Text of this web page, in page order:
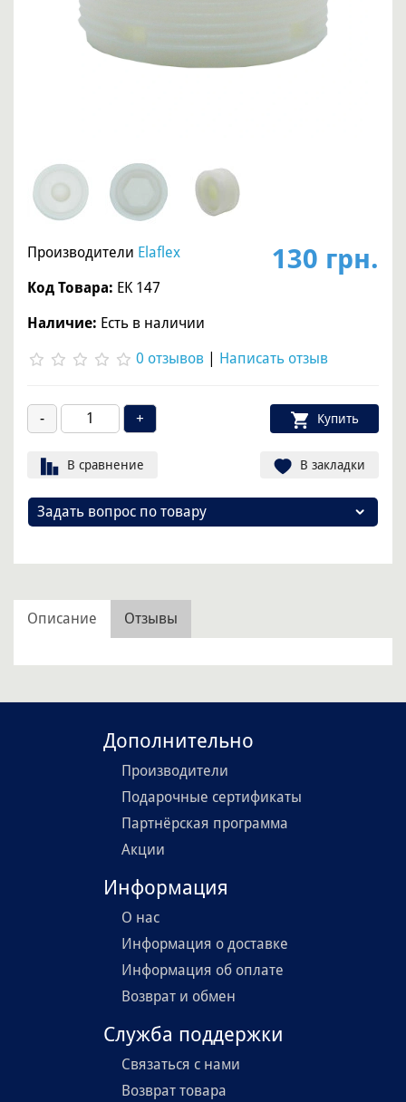
130 грн.
Производители Elaflex
Код Товара: EK 147
Наличие: Есть в наличии
0 отзывов Написать отзыв
Купить
В сравнение В закладки
Задать вопрос по товару
Описание Отзывы
Дополнительно
Производители
Подарочные сертификаты
Партнёрская программа
Акции
Информация
О нас
Информация о доставке
Информация об оплате
Возврат и обмен
Служба поддержки
Связаться с нами
Возврат товара